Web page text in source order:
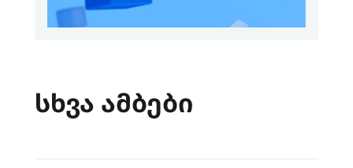
სხვა ამბები